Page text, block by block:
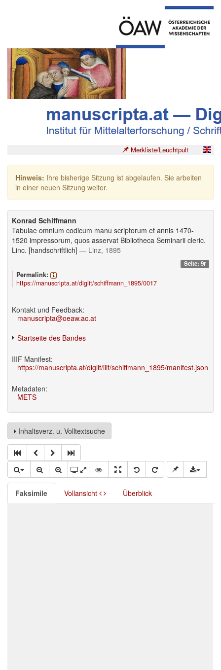
Merkliste/Leuchtpult
Hinweis: Ihre bisherige Sitzung ist abgelaufen. Sie arbeiten
in einer neuen Sitzung weiter.
Konrad Schiffmann
Tabulae omnium codicum manu scriptorum et annis 1470-
1520 impressorum, quos asservat Bibliotheca Seminarii cleric.
Linc. [handschriftlich] — Linz, 1895
Seite: 9r
Permalink:
https://manuscripta.at/diglit/schiffmann_1895/0017
Kontakt und Feedback:
manuscripta@oeaw.ac.at
Startseite des Bandes
IIIF Manifest:
https://manuscripta.at/diglit/iiif/schiffmann_1895/manifest.json
Metadaten:
METS
Inhaltsverz. u. Volltextsuche
Faksimile Vollansicht Überblick